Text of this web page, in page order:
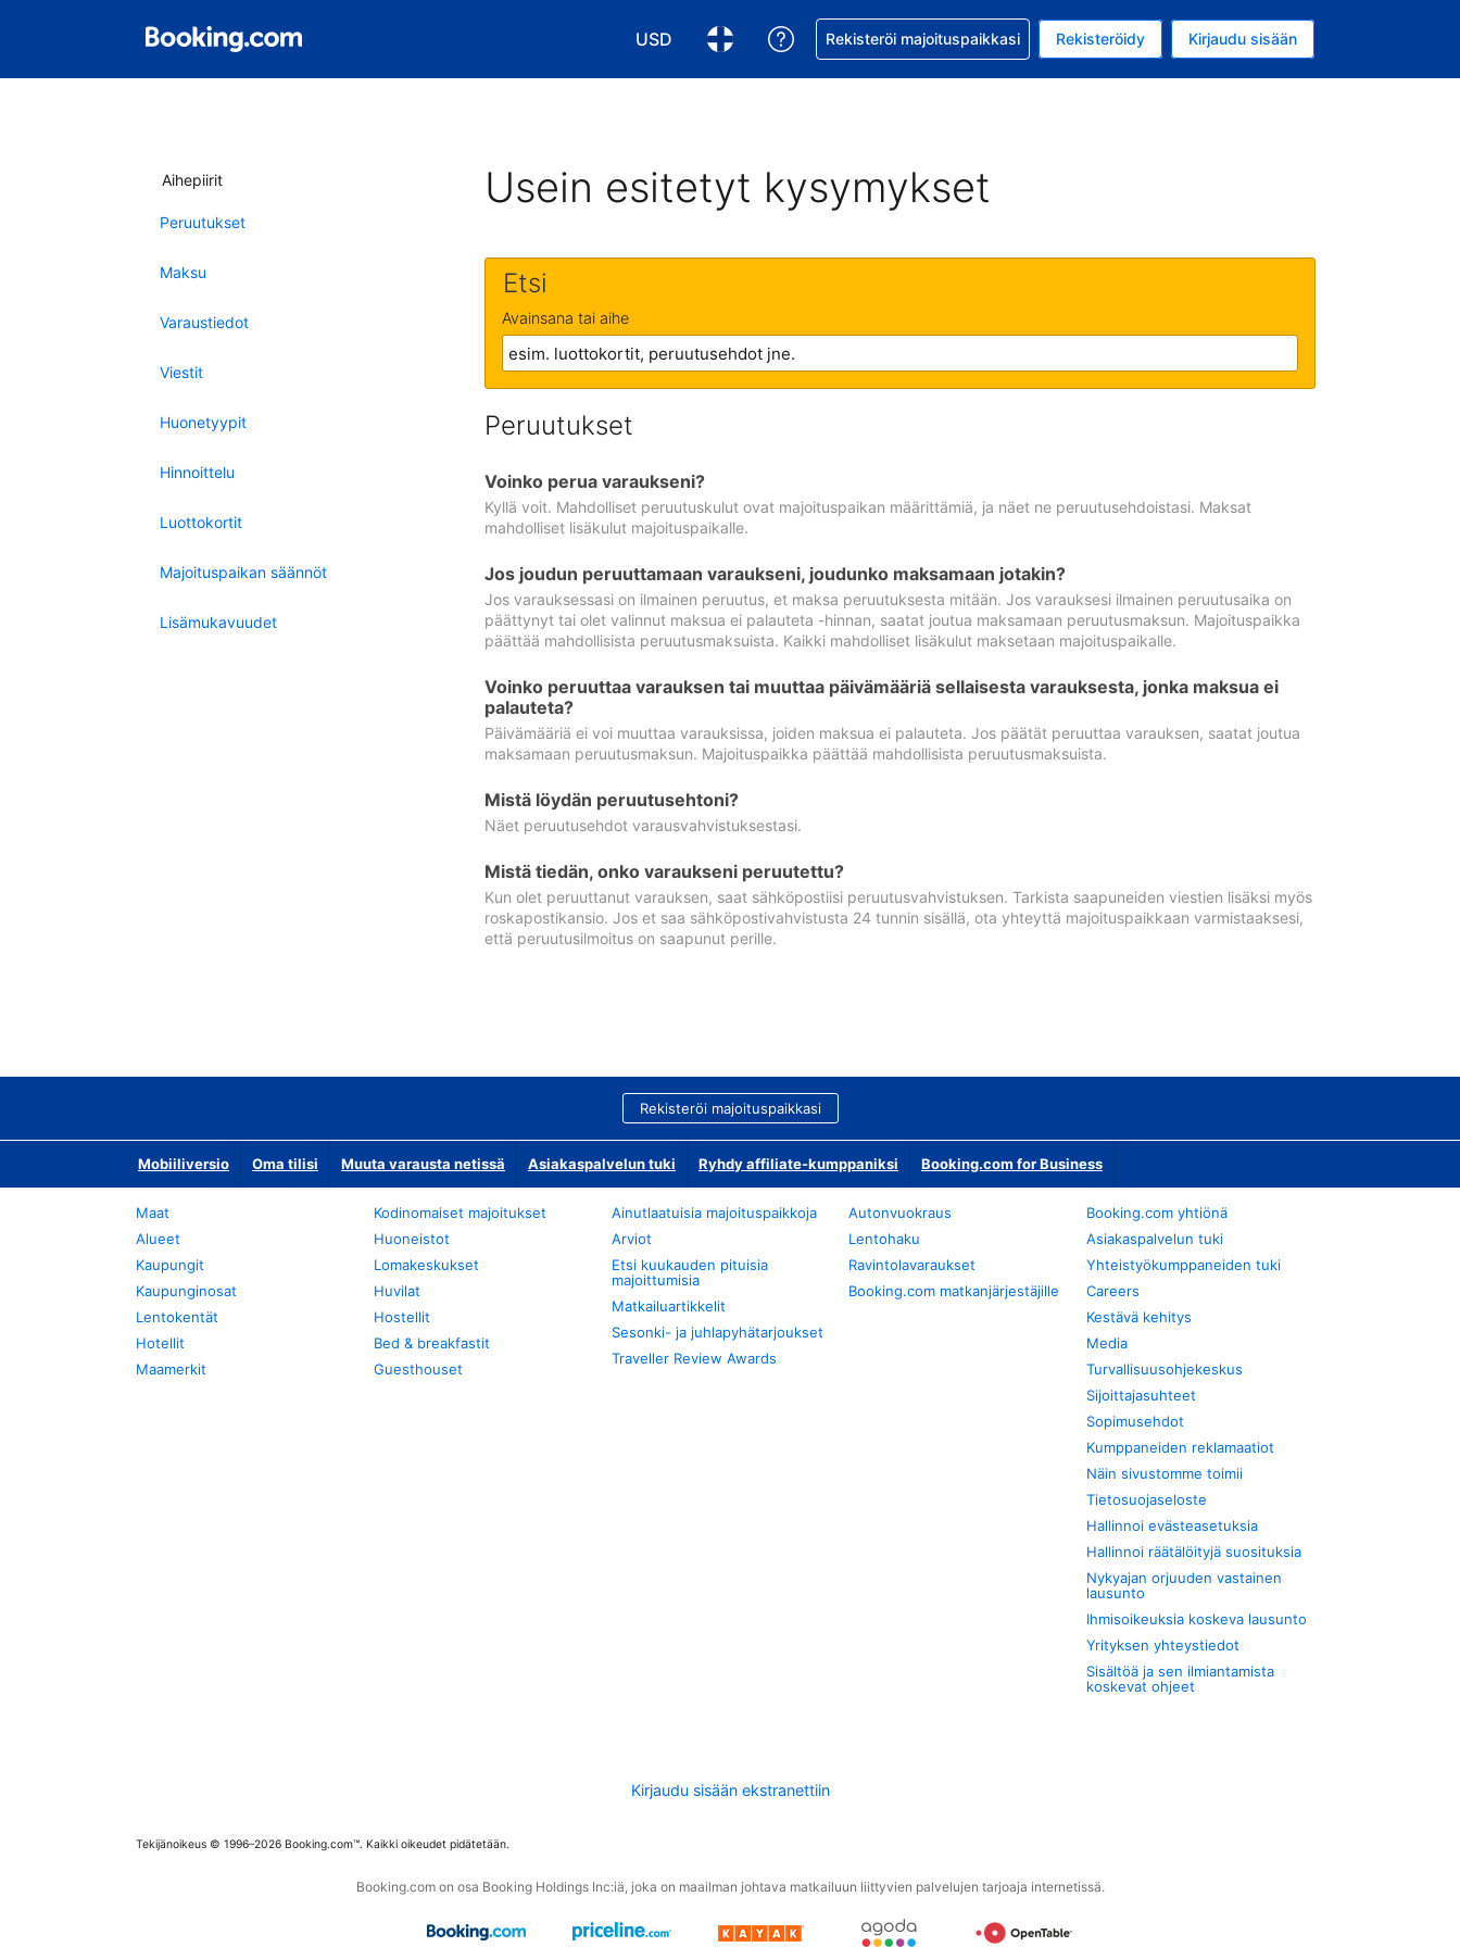
USD
Valitse valuutta. Tämänhetkinen valuutta on Yhdysvaltain dollari
Valitse kieli. Tämänhetkinen kieli on Suomi
Pyydä apua varauksesi kanssa
Rekisteröi majoituspaikkasi Rekisteröidy Kirjaudu sisään
Aihepiirit
Peruutukset
Maksu
Varaustiedot
Viestit
Huonetyypit
Hinnoittelu
Luottokortit
Majoituspaikan säännöt
Lisämukavuudet
Usein esitetyt kysymykset
Etsi
Avainsana tai aihe
Peruutukset
Voinko perua varaukseni?
Kyllä voit. Mahdolliset peruutuskulut ovat majoituspaikan määrittämiä, ja näet ne peruutusehdoistasi. Maksat
mahdolliset lisäkulut majoituspaikalle.
Jos joudun peruuttamaan varaukseni, joudunko maksamaan jotakin?
Jos varauksessasi on ilmainen peruutus, et maksa peruutuksesta mitään. Jos varauksesi ilmainen peruutusaika on
päättynyt tai olet valinnut maksua ei palauteta -hinnan, saatat joutua maksamaan peruutusmaksun. Majoituspaikka
päättää mahdollisista peruutusmaksuista. Kaikki mahdolliset lisäkulut maksetaan majoituspaikalle.
Voinko peruuttaa varauksen tai muuttaa päivämääriä sellaisesta varauksesta, jonka maksua ei
palauteta?
Päivämääriä ei voi muuttaa varauksissa, joiden maksua ei palauteta. Jos päätät peruuttaa varauksen, saatat joutua
maksamaan peruutusmaksun. Majoituspaikka päättää mahdollisista peruutusmaksuista.
Mistä löydän peruutusehtoni?
Näet peruutusehdot varausvahvistuksestasi.
Mistä tiedän, onko varaukseni peruutettu?
Kun olet peruuttanut varauksen, saat sähköpostiisi peruutusvahvistuksen. Tarkista saapuneiden viestien lisäksi myös
roskapostikansio. Jos et saa sähköpostivahvistusta 24 tunnin sisällä, ota yhteyttä majoituspaikkaan varmistaaksesi,
että peruutusilmoitus on saapunut perille.
Rekisteröi majoituspaikkasi
Mobiiliversio Oma tilisi Muuta varausta netissä Asiakaspalvelun tuki Ryhdy affiliate-kumppaniksi Booking.com for Business
Maat
Alueet
Kaupungit
Kaupunginosat
Lentokentät
Hotellit
Maamerkit
Kodinomaiset majoitukset
Huoneistot
Lomakeskukset
Huvilat
Hostellit
Bed & breakfastit
Guesthouset
Ainutlaatuisia majoituspaikkoja
Arviot
Etsi kuukauden pituisia
majoittumisia
Matkailuartikkelit
Sesonki- ja juhlapyhätarjoukset
Traveller Review Awards
Autonvuokraus
Lentohaku
Ravintolavaraukset
Booking.com matkanjärjestäjille
Booking.com yhtiönä
Asiakaspalvelun tuki
Yhteistyökumppaneiden tuki
Careers
Kestävä kehitys
Media
Turvallisuusohjekeskus
Sijoittajasuhteet
Sopimusehdot
Kumppaneiden reklamaatiot
Näin sivustomme toimii
Tietosuojaseloste
Hallinnoi evästeasetuksia
Hallinnoi räätälöityjä suosituksia
Nykyajan orjuuden vastainen
lausunto
Ihmisoikeuksia koskeva lausunto
Yrityksen yhteystiedot
Sisältöä ja sen ilmiantamista
koskevat ohjeet
Kirjaudu sisään ekstranettiin
Tekijänoikeus © 1996–2026 Booking.com™. Kaikki oikeudet pidätetään.
Booking.com on osa Booking Holdings Inc:iä, joka on maailman johtava matkailuun liittyvien palvelujen tarjoaja internetissä.